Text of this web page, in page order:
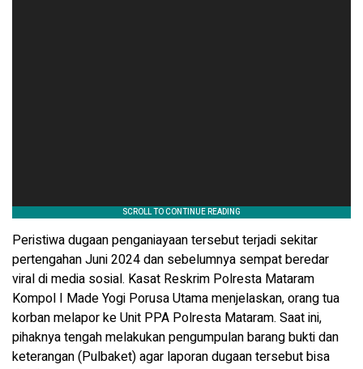
Peristiwa dugaan penganiayaan tersebut terjadi sekitar
pertengahan Juni 2024 dan sebelumnya sempat beredar
viral di media sosial. Kasat Reskrim Polresta Mataram
Kompol I Made Yogi Porusa Utama menjelaskan, orang tua
korban melapor ke Unit PPA Polresta Mataram. Saat ini,
pihaknya tengah melakukan pengumpulan barang bukti dan
keterangan (Pulbaket) agar laporan dugaan tersebut bisa